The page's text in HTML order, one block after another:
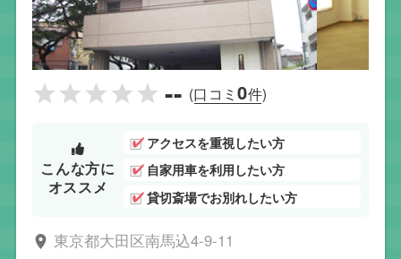
-- (口コミ0件)
こんな方に
オススメ
アクセスを重視したい方
自家用車を利用したい方
貸切斎場でお別れしたい方
東京都大田区南馬込4-9-11